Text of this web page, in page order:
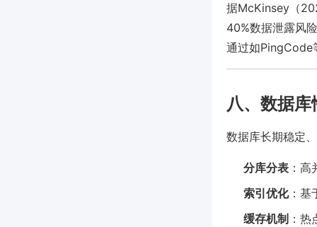
据McKinsey（
40%数据泄露风
通过如PingCode
八、数据
数据库长期稳定
分库分表 ：
索引优化：基
缓存机制 ：